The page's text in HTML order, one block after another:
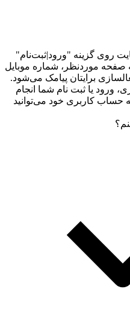
روی گزینه "ورود|ثبت‌نام"
صفحه موردنظر، شماره موبایل
برایتان پیامک می‌شود.
ورود یا ثبت نام شما انجام
حساب کاربری خود می‌توانید